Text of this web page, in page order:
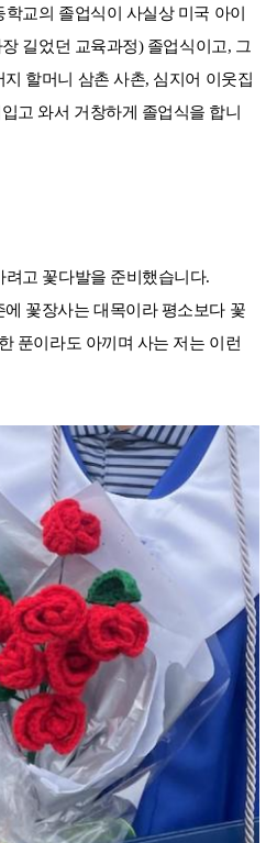
교의 졸업식이 사실상 미국 아이
길었던 교육과정) 졸업식이고, 그
할머니 삼촌 사촌, 심지어 이웃집
고 와서 거창하게 졸업식을 합니
려고 꽃다발을 준비했습니다.
꽃장사는 대목이라 평소보다 꽃
푼이라도 아끼며 사는 저는 이런